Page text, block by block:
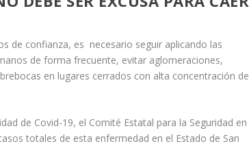
de confianza, es necesario seguir aplicando las
de forma frecuente, evitar aglomeraciones,
en lugares cerrados con alta concentración de
de Covid-19, el Comité Estatal para la Seguridad en
totales de esta enfermedad en el Estado de San